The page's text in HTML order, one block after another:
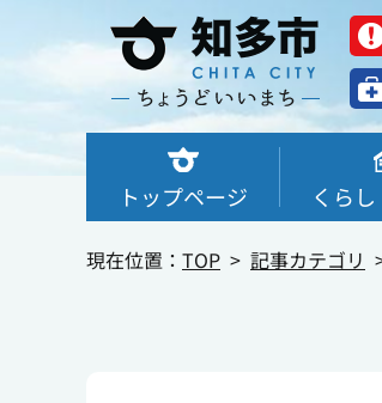
トップページ くら
現在位置： TOP 記事カテゴリ